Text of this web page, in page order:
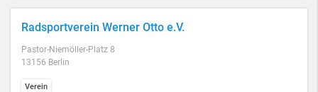
Radsportverein Werner Otto e.V.
Pastor-Niemöller-Platz 8
13156 Berlin
Verein